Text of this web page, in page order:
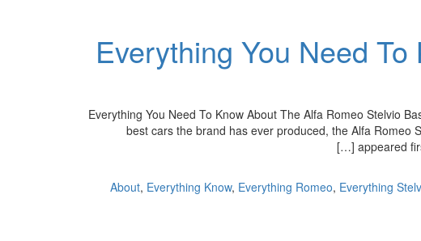
Everything You Need
Everything You Need To Know About The Alfa Romeo Stelvio
best cars the brand has ever produced, the Alfa Romeo
appeared
About, Everything Know, Everything Romeo, Everything